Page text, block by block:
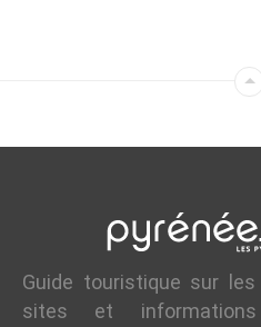
Guide touristique sur
sites et